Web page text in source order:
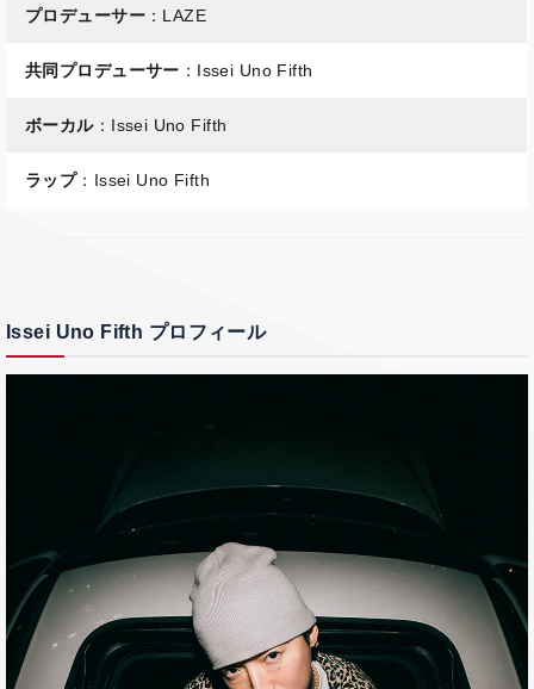
プロデューサー：LAZE
共同プロデューサー ：Issei Uno Fifth
ボーカル：Issei Uno Fifth
ラップ：Issei Uno Fifth
Issei Uno Fifth プロフィール